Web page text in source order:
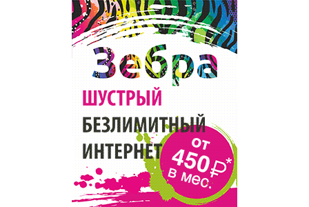
Рестораны, кафе, бары
Торговля
Бизнес и финансы
Юристы, Экспертиза, Страхование
Популярное →